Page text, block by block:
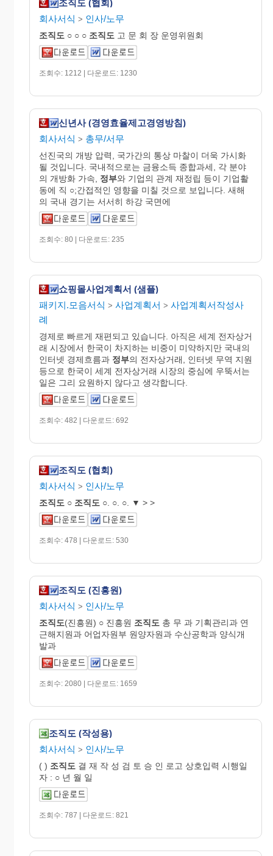
조직도 (협회)
회사서식 > 인사/노무
조직도 ○ ○ ○ 조직도 고 문 회 장 운영위원회
조회수: 1212 | 다운로드: 1230
신년사 (경영효율제고경영방침)
회사서식 > 총무/서무
선진국의 개방 압력, 국가간의 통상 마찰이 더욱 가시화
될 것입니다. 국내적으로는 금융소득 종합과세, 각 분야
의 개방화 가속, 정부와 기업의 관계 재정립 등이 기업활
동에 직 ○;간접적인 영향을 미칠 것으로 보입니다. 새해
의 국내 경기는 서서히 하강 국면에
조회수: 80 | 다운로드: 235
쇼핑몰사업계획서 (샘플)
패키지.모음서식 > 사업계획서 > 사업계획서작성사
례
경제로 빠르게 재편되고 있습니다. 아직은 세계 전자상거
래 시장에서 한국이 차지하는 비중이 미약하지만 국내의
인터넷 경제흐름과 정부의 전자상거래, 인터넷 무역 지원
등으로 한국이 세계 전자상거래 시장의 중심에 우뚝서는
일은 그리 요원하지 않다고 생각합니다.
조회수: 482 | 다운로드: 692
조직도 (협회)
회사서식 > 인사/노무
조직도 ○ 조직도 ○. ○. ○. ▼ > >
조회수: 478 | 다운로드: 530
조직도 (진흥원)
회사서식 > 인사/노무
조직도(진흥원) ○ 진흥원 조직도 총 무 과 기획관리과 연
근해지원과 어업자원부 원양자원과 수산공학과 양식개
발과
조회수: 2080 | 다운로드: 1659
조직도 (작성용)
회사서식 > 인사/노무
( ) 조직도 결 재 작 성 검 토 승 인 로고 상호입력 시행일
자 : ○ 년 월 일
조회수: 787 | 다운로드: 821